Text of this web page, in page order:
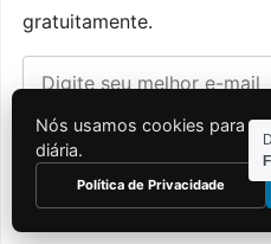
gratuitamente.
Quero
Eu concordo com a
Nós usamos cookies para
diária.
Política de Privacidade